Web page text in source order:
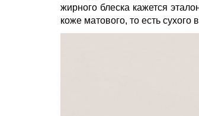
жирного блеска кажется
коже матового, то есть сухого